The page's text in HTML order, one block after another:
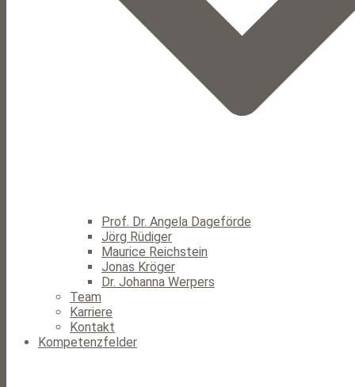
Prof. Dr. Angela Dageförde
Jörg Rüdiger
Maurice Reichstein
Jonas Kröger
Dr. Johanna Werpers
Team
Karriere
Kontakt
Kompetenzfelder